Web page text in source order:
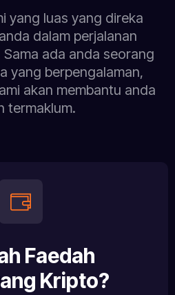
yang luas yang direka
dalam perjalanan
ada anda seorang
yang berpengalaman,
akan membantu anda
termaklum.
Faedah
Kripto?